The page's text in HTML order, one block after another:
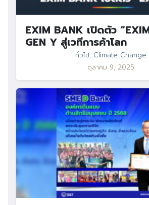
EXIM BANK เปิดตัว
GEN Y สู่เวทีการค้าโลก
ทั่วไป, Climate Change
ตุลาคม 9, 2025